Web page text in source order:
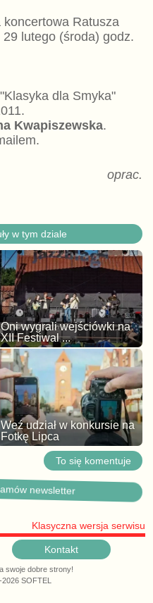
Ratusza
lutego (środa) godz.
dla Smyka"
Kwapiszewska.
oprac.
w tym dziale
Oni wygrali wejściówki na
XII Festiwal ...
Weź udział w konkursie na
Fotkę Lipca
To się komentuje
newsletter
Klasyczna wersja serwisu
Kontakt
swoje dobre strony!
SOFTEL